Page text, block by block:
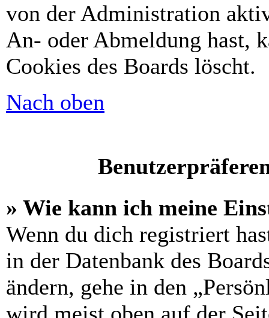
von der Administration
An- oder Abmeldung hast,
Cookies des Boards löscht.
Nach oben
» Wie kann ich meine
Wenn du dich registriert
in der Datenbank des
ändern, gehe in den